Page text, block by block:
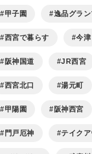
甲子園 逸品グラ
西宮で暮らす 今津
阪神国道 JR西宮
西宮北口 湯元町
甲陽園 阪神西宮
門戸厄神 テイクア